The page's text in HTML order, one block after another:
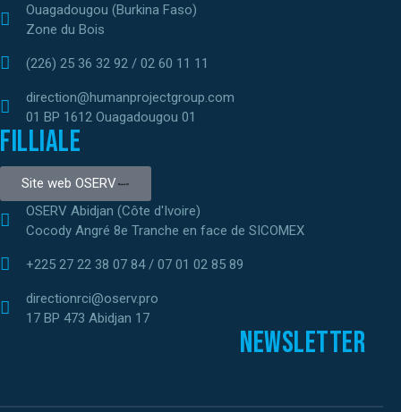
Ouagadougou (Burkina Faso)
Zone du Bois
(226) 25 36 32 92 / 02 60 11 11
direction@humanprojectgroup.com
01 BP 1612 Ouagadougou 01
Filliale
Site web OSERV
OSERV Abidjan (Côte d'Ivoire)
Cocody Angré 8e Tranche en face de SICOMEX
+225 27 22 38 07 84 / 07 01 02 85 89
directionrci@oserv.pro
17 BP 473 Abidjan 17
Newsletter